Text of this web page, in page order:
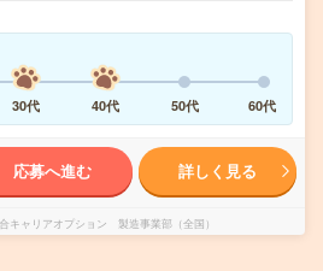
30代 40代 50代 60代
応募へ進む 詳しく見る
キャリアオプション 製造事業部（全国）